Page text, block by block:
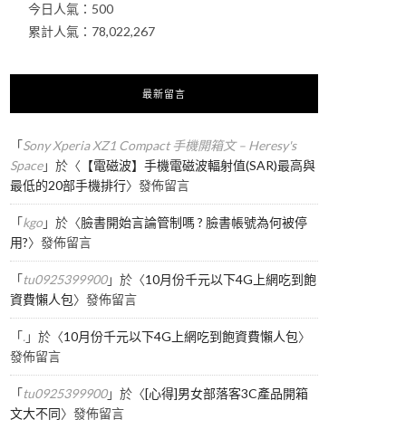
今日人氣： 500
累計人氣： 78,022,267
最新留言
「Sony Xperia XZ1 Compact 手機開箱文 – Heresy's
Space」於〈 【電磁波】手機電磁波輻射值(SAR)最高與
最低的20部手機排行〉發佈留言
「kgo」於〈臉書開始言論管制嗎 ? 臉書帳號為何被停
用?〉發佈留言
「tu0925399900」於〈10月份千元以下4G上網吃到飽
資費懶人包〉發佈留言
「.」於〈10月份千元以下4G上網吃到飽資費懶人包〉
發佈留言
「tu0925399900」於〈[心得]男女部落客3C產品開箱
文大不同〉發佈留言